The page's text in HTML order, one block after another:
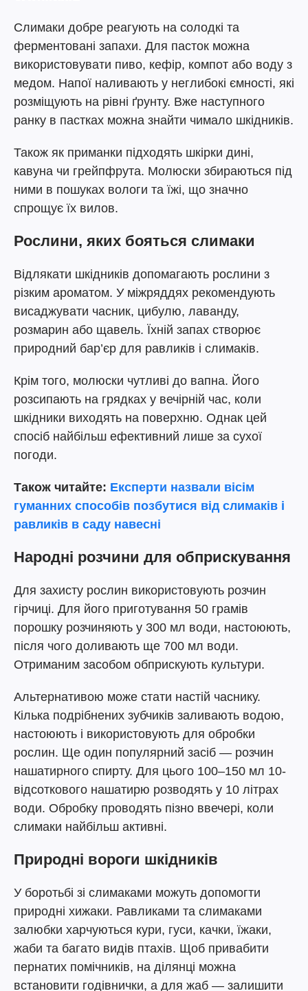
Слимаки добре реагують на солодкі та
ферментовані запахи. Для пасток можна
використовувати пиво, кефір, компот або воду з
медом. Напої наливають у неглибокі ємності, які
розміщують на рівні ґрунту. Вже наступного
ранку в пастках можна знайти чимало шкідників.
Також як приманки підходять шкірки дині,
кавуна чи грейпфрута. Молюски збираються під
ними в пошуках вологи та їжі, що значно
спрощує їх вилов.
Рослини, яких бояться слимаки
Відлякати шкідників допомагають рослини з
різким ароматом. У міжряддях рекомендують
висаджувати часник, цибулю, лаванду,
розмарин або щавель. Їхній запах створює
природний бар’єр для равликів і слимаків.
Крім того, молюски чутливі до вапна. Його
розсипають на грядках у вечірній час, коли
шкідники виходять на поверхню. Однак цей
спосіб найбільш ефективний лише за сухої
погоди.
Також читайте: Експерти назвали вісім
гуманних способів позбутися від слимаків і
равликів в саду навесні
Народні розчини для обприскування
Для захисту рослин використовують розчин
гірчиці. Для його приготування 50 грамів
порошку розчиняють у 300 мл води, настоюють,
після чого доливають ще 700 мл води.
Отриманим засобом обприскують культури.
Альтернативою може стати настій часнику.
Кілька подрібнених зубчиків заливають водою,
настоюють і використовують для обробки
рослин. Ще один популярний засіб — розчин
нашатирного спирту. Для цього 100–150 мл 10-
відсоткового нашатирю розводять у 10 літрах
води. Обробку проводять пізно ввечері, коли
слимаки найбільш активні.
Природні вороги шкідників
У боротьбі зі слимаками можуть допомогти
природні хижаки. Равликами та слимаками
залюбки харчуються кури, гуси, качки, їжаки,
жаби та багато видів птахів. Щоб привабити
пернатих помічників, на ділянці можна
встановити годівнички, а для жаб — залишити